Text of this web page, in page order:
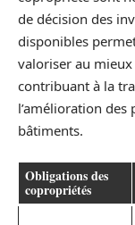
de décision des
disponibles
valoriser au
contribuant à la
l’amélioration
bâtiments.
Obligations des
copropriétés